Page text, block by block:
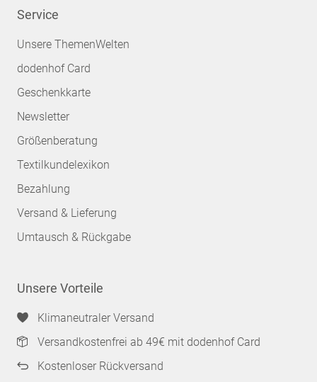
Service
Unsere ThemenWelten
dodenhof Card
Geschenkkarte
Newsletter
Größenberatung
Textilkundelexikon
Bezahlung
Versand & Lieferung
Umtausch & Rückgabe
Unsere Vorteile
Klimaneutraler Versand
Versandkostenfrei ab 49€ mit dodenhof Card
Kostenloser Rückversand